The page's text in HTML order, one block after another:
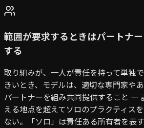
範囲が要求するときはパートナ
する
取り組みが、一人が責任を持って単独
きいとき、モデルは、適切な専門家や
パートナーを組み共同提供すること —
える地点を超えてソロのプラクティス
ない。「ソロ」は責任ある所有者を表